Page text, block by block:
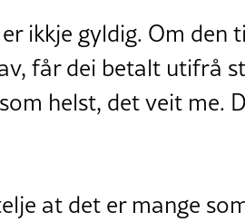
ikkje gyldig. Om den
får dei betalt utifrå
helst, det veit me.
at det er mange